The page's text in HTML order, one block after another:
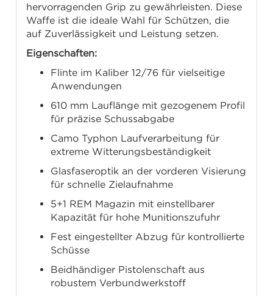
hervorragenden Grip zu gewährleisten. Diese
Waffe ist die ideale Wahl für Schützen, die
auf Zuverlässigkeit und Leistung setzen.
Eigenschaften:
Flinte im Kaliber 12/76 für vielseitige
Anwendungen
610 mm Lauflänge mit gezogenem Profil
für präzise Schussabgabe
Camo Typhon Laufverarbeitung für
extreme Witterungsbeständigkeit
Glasfaseroptik an der vorderen Visierung
für schnelle Zielaufnahme
5+1 REM Magazin mit einstellbarer
Kapazität für hohe Munitionszufuhr
Fest eingestellter Abzug für kontrollierte
Schüsse
Beidhändiger Pistolenschaft aus
robustem Verbundwerkstoff